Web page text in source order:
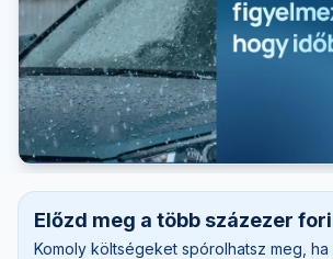
Előzd meg a több százezer
Komoly költségeket spórolhatsz meg, ha